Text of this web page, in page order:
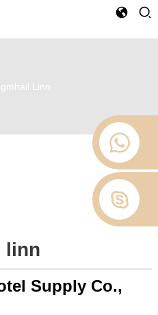
Linn
linn
Supply Co.,